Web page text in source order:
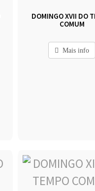
DOMINGO XVII DO
COMUM
Mais info